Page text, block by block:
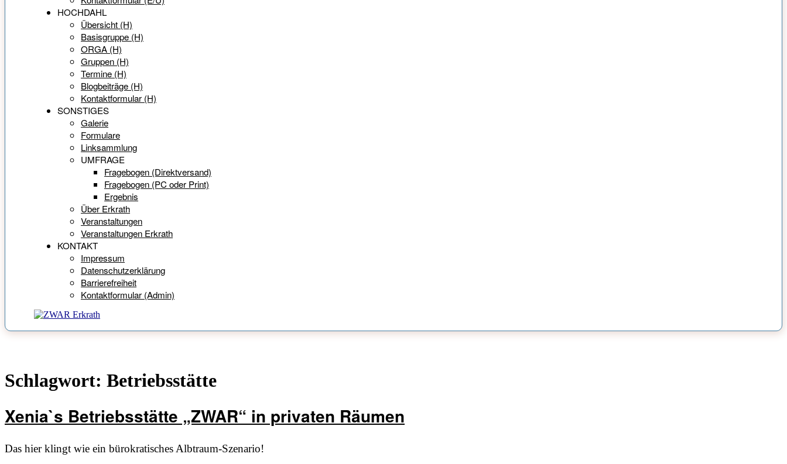
HOCHDAHL
Übersicht (H)
Basisgruppe (H)
ORGA (H)
Gruppen (H)
Termine (H)
Blogbeiträge (H)
Kontaktformular (H)
SONSTIGES
Galerie
Formulare
Linksammlung
UMFRAGE
Fragebogen (Direktversand)
Fragebogen (PC oder Print)
Ergebnis
Über Erkrath
Veranstaltungen
Veranstaltungen Erkrath
KONTAKT
Impressum
Datenschutzerklärung
Barrierefreiheit
Kontaktformular (Admin)
Schlagwort: Betriebsstätte
Xenia`s Betriebsstätte „ZWAR“ in privaten Räumen
Das hier klingt wie ein bürokratisches Albtraum-Szenario!